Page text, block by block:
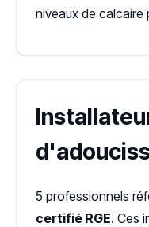
niveaux de calcaire
5 professionnels
certifié RGE. Ces